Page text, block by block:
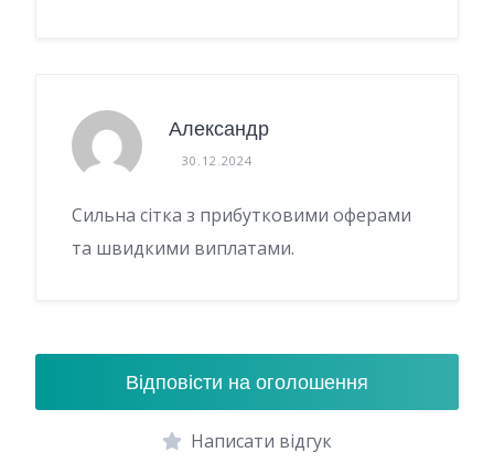
Александр
30.12.2024
Сильна сітка з прибутковими оферами
та швидкими виплатами.
Відповісти на оголошення
Написати відгук